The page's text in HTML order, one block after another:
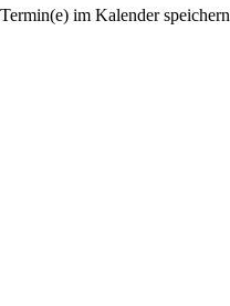
Termin(e) im Kalender speichern